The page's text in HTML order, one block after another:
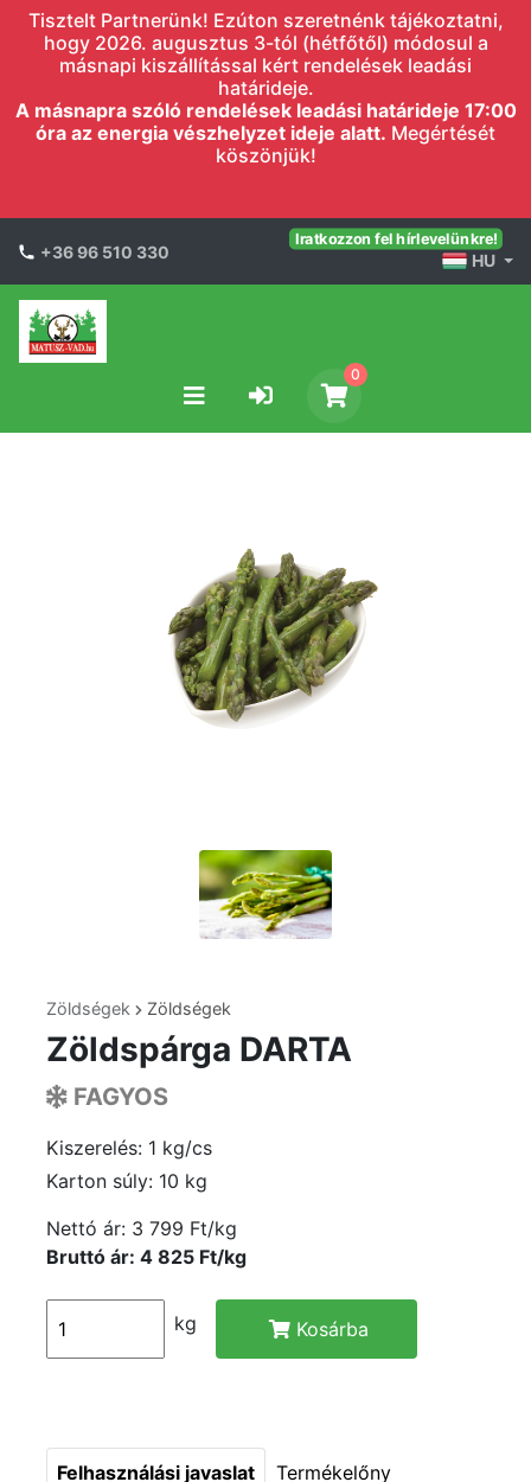
Tisztelt Partnerünk! Ezúton szeretnénk tájékoztatni,
hogy 2026. augusztus 3-tól (hétfőtől) módosul a
másnapi kiszállítással kért rendelések leadási
határideje.
A másnapra szóló rendelések leadási határideje 17:00
óra az energia vészhelyzet ideje alatt. Megértését
köszönjük!
+36 96 510 330
Iratkozzon fel hírlevelünkre!
HU
0
Zöldségek Zöldségek
Zöldspárga DARTA
FAGYOS
Kiszerelés: 1 kg/cs
Karton súly: 10 kg
Nettó ár: 3 799 Ft/kg
Bruttó ár: 4 825 Ft/kg
kg Kosárba
Felhasználási javaslat Termékelőny